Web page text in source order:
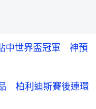
中世界盃冠軍 神預
柏利迪斯賽後連環